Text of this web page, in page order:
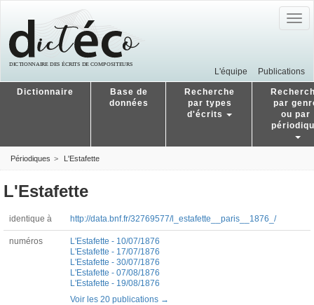
L'équipe Publications
Dictionnaire
Base de
données
Recherche
par types
d'écrits
par
ou par
Périodiques L'Estafette
L'Estafette
identique à http://data.bnf.fr/32769577/l_estafette__paris__1876_/
numéros
L'Estafette - 10/07/1876
L'Estafette - 17/07/1876
L'Estafette - 30/07/1876
L'Estafette - 07/08/1876
L'Estafette - 19/08/1876
Voir les 20 publications